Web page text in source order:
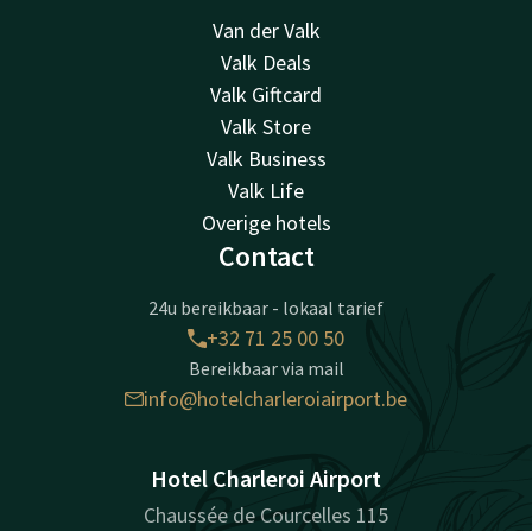
Van der Valk
Valk Deals
Valk Giftcard
Valk Store
Valk Business
Valk Life
Overige hotels
Contact
24u bereikbaar - lokaal tarief
+32 71 25 00 50
Bereikbaar via mail
info@hotelcharleroiairport.be
Hotel Charleroi Airport
Chaussée de Courcelles 115